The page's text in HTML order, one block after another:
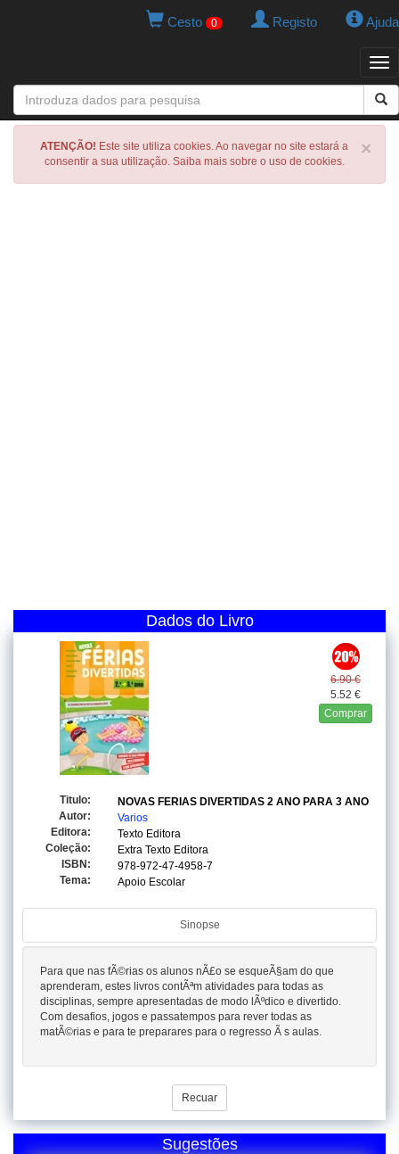
Cesto 0 Registo Ajuda
×
ATENÇÃO! Este site utiliza cookies. Ao navegar no site estará a
consentir a sua utilização. Saiba mais sobre o uso de cookies.
Dados do Livro
6.90 €
5.52 €
Comprar
Titulo:
NOVAS FERIAS DIVERTIDAS 2 ANO PARA 3 ANO
Autor:
Varios
Editora:
Texto Editora
Coleção:
Extra Texto Editora
ISBN:
978-972-47-4958-7
Tema:
Apoio Escolar
Sinopse
Para que nas fÃ©rias os alunos nÃ£o se esqueÃ§am do que
aprenderam, estes livros contÃªm atividades para todas as
disciplinas, sempre apresentadas de modo lÃºdico e divertido.
Com desafios, jogos e passatempos para rever todas as
matÃ©rias e para te preparares para o regresso Ã s aulas.
Recuar
Sugestões